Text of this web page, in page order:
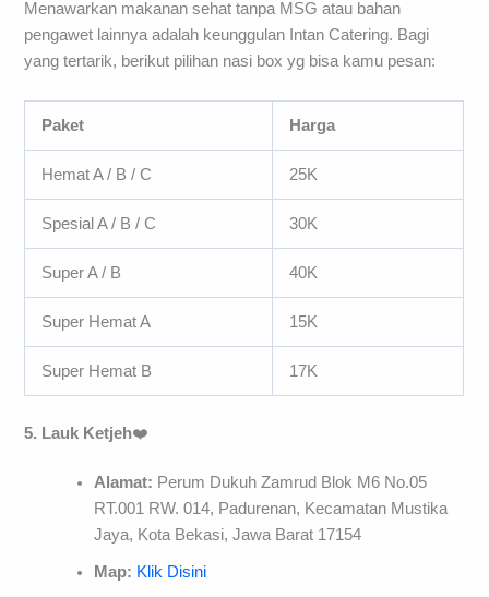
Menawarkan makanan sehat tanpa MSG atau bahan
pengawet lainnya adalah keunggulan Intan Catering. Bagi
yang tertarik, berikut pilihan nasi box yg bisa kamu pesan:
Paket Harga
Hemat A / B / C 25K
Spesial A / B / C 30K
Super A / B 40K
Super Hemat A 15K
Super Hemat B 17K
5. Lauk Ketjeh❤️
Alamat: Perum Dukuh Zamrud Blok M6 No.05
RT.001 RW. 014, Padurenan, Kecamatan Mustika
Jaya, Kota Bekasi, Jawa Barat 17154
Map: Klik Disini